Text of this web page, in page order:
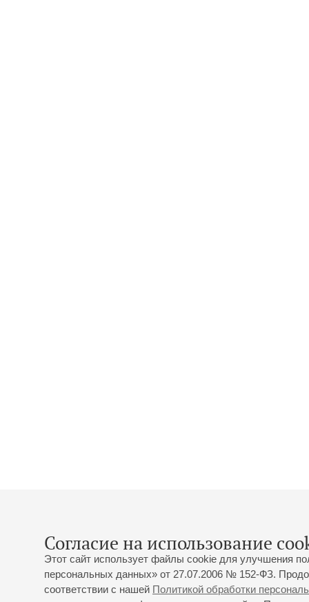
Согласие на использование
Этот сайт использует файлы cookie для улучшения
персональных данных» от 27.07.2006 № 152-ФЗ.
соответствии с нашей Политикой обработки